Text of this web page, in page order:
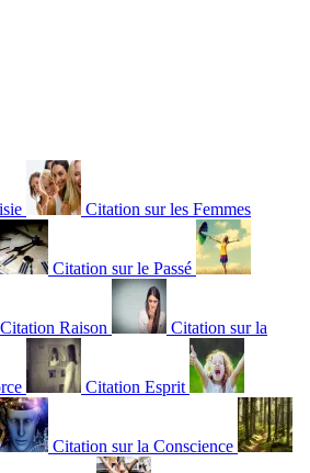
Citation sur les Femmes
Citation sur le Passé
Citation Raison Citation sur la
Citation Esprit
Citation sur la Conscience